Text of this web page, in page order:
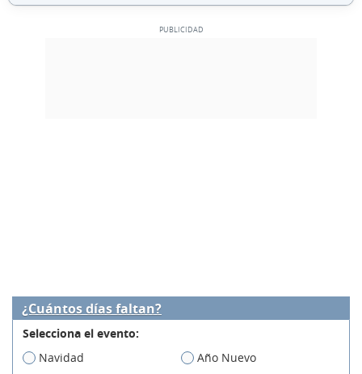
¿Cuántos días faltan?
Selecciona el evento:
Navidad
Año Nuevo